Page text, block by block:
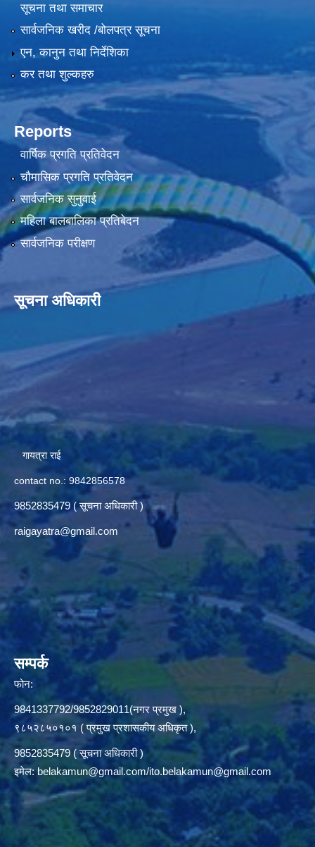
सूचना तथा समाचार
सार्वजनिक खरीद /बोलपत्र सूचना
एन, कानुन तथा निर्देशिका
कर तथा शुल्कहरु
Reports
वार्षिक प्रगति प्रतिवेदन
चौमासिक प्रगति प्रतिवेदन
सार्वजनिक सुनुवाई
महिला बालबालिका प्रतिबेदन
सार्वजनिक परीक्षण
सूचना अधिकारी
गायत्रा राई
contact no.: 9842856578
9852835479 ( सूचना अधिकारी )
raigayatra@gmail.com
सम्पर्क
फोन:
9841337792/9852829011(नगर प्रमुख ),
९८५२८५०१०१ ( प्रमुख प्रशासकीय अधिकृत ),
9852835479 ( सूचना अधिकारी )
इमेल:belakamun@gmail.com/ito.belakamun@gmail.com